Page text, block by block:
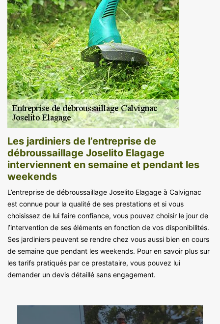
Les jardiniers de l’entreprise de
débroussaillage Joselito Elagage
interviennent en semaine et pendant les
weekends
L’entreprise de débroussaillage Joselito Elagage à Calvignac
est connue pour la qualité de ses prestations et si vous
choisissez de lui faire confiance, vous pouvez choisir le jour de
l’intervention de ses éléments en fonction de vos disponibilités.
Ses jardiniers peuvent se rendre chez vous aussi bien en cours
de semaine que pendant les weekends. Pour en savoir plus sur
les tarifs pratiqués par ce prestataire, vous pouvez lui
demander un devis détaillé sans engagement.